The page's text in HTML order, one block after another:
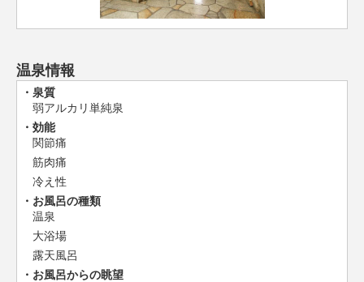
温泉情報
泉質
弱アルカリ単純泉
効能
関節痛
筋肉痛
冷え性
お風呂の種類
温泉
大浴場
露天風呂
お風呂からの眺望